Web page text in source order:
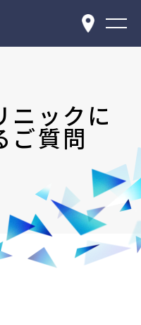
ニックに
ご質問